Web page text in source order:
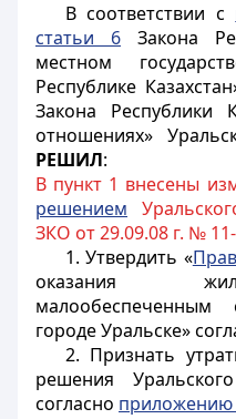
В соответствии с
статьи 6 Закона
местном
Республике
Закона Республики
отношениях»
РЕШИЛ:
В пункт 1 внесены
решением
ЗКО от 29.09.08 г. №
1. Утвердить «
оказания
городе Уральске»
2. Признать
решения
согласно